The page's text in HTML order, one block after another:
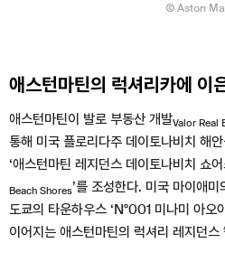
Aston
애스턴마틴의 럭셔리카에 이
애스턴마틴이 발로 부동산 개발Valor Real
통해 미국 플로리다주 데이토나비치 해
‘애스턴마틴 레지던스 데이토나비치 쇼
Beach Shores’를 조성한다. 미국 마이애미
도쿄의 타운하우스 ‘N°001 미나미 아오
이어지는 애스턴마틴의 럭셔리 레지던스